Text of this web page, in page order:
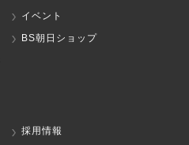
イベント
BS朝日ショップ
採用情報